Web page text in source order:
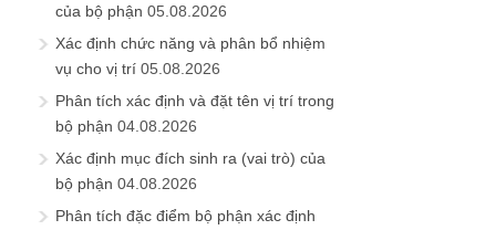
của bộ phận 05.08.2026
Xác định chức năng và phân bổ nhiệm
vụ cho vị trí 05.08.2026
Phân tích xác định và đặt tên vị trí trong
bộ phận 04.08.2026
Xác định mục đích sinh ra (vai trò) của
bộ phận 04.08.2026
Phân tích đặc điểm bộ phận xác định